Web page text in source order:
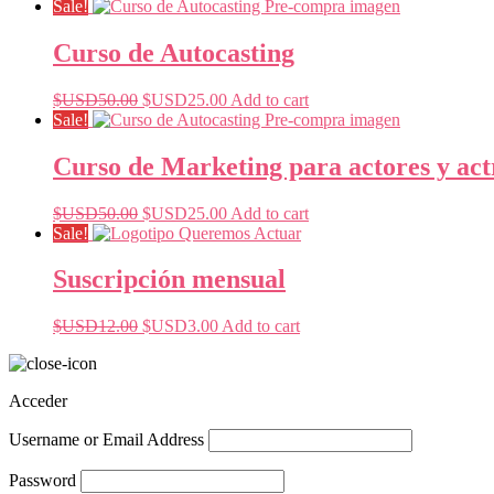
Sale!
Curso de Autocasting
$USD50.00 Original
price
$USD50.00.
$USD25.00Current
price
$USD25.00.
Add to cart
Sale!
Curso de Marketing para actores y
$USD50.00 Original
price
$USD50.00.
$USD25.00Current
price
$USD25.00.
Add to cart
Sale!
Suscripción mensual
$USD12.00 Original
$USD3.00Current
Add to cart
Acceder
Username or Email Address
Password